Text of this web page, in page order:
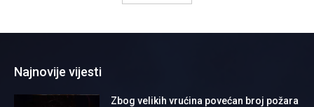
Najnovije vijesti
Zbog velikih vrućina povećan broj požara